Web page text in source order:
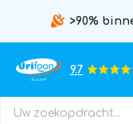
>90%
9.7